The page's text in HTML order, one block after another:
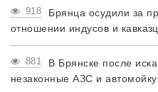
918
Брянца осудили за
отношении индусов и
881
В Брянске после
незаконные АЗС и